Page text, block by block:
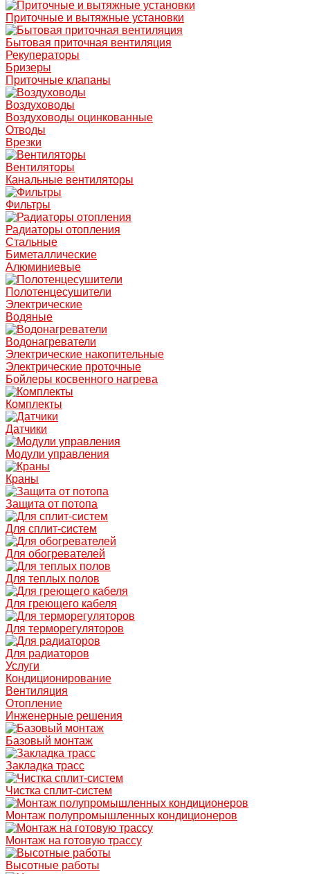
Приточные и вытяжные установки
Бытовая приточная вентиляция
Рекуператоры
Бризеры
Приточные клапаны
Воздуховоды
Воздуховоды оцинкованные
Отводы
Врезки
Вентиляторы
Канальные вентиляторы
Фильтры
Радиаторы отопления
Стальные
Биметаллические
Алюминиевые
Полотенцесушители
Электрические
Водяные
Водонагреватели
Электрические накопительные
Электрические проточные
Бойлеры косвенного нагрева
Комплекты
Датчики
Модули управления
Краны
Защита от потопа
Для сплит-систем
Для обогревателей
Для теплых полов
Для греющего кабеля
Для терморегуляторов
Для радиаторов
Услуги
Кондиционирование
Вентиляция
Отопление
Инженерные решения
Базовый монтаж
Закладка трасс
Чистка сплит-систем
Монтаж полупромышленных кондиционеров
Монтаж на готовую трассу
Высотные работы